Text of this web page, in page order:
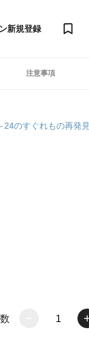
新規登録
注意事項
24のすぐれもの再発見
1